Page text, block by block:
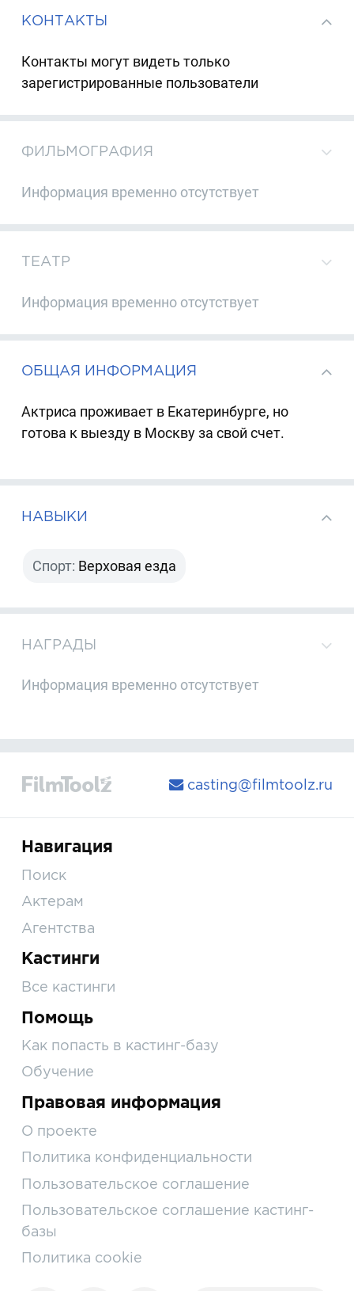
КОНТАКТЫ
Контакты могут видеть только
зарегистрированные пользователи
ФИЛЬМОГРАФИЯ
Информация временно отсутствует
ТЕАТР
Информация временно отсутствует
ОБЩАЯ ИНФОРМАЦИЯ
Актриса проживает в Екатеринбурге, но
готова к выезду в Москву за свой счет.
НАВЫКИ
Спорт: Верховая езда
НАГРАДЫ
Информация временно отсутствует
casting@filmtoolz.ru
Навигация
Поиск
Актерам
Агентства
Кастинги
Все кастинги
Помощь
Как попасть в кастинг-базу
Обучение
Правовая информация
О проекте
Политика конфиденциальности
Пользовательское соглашение
Пользовательское соглашение кастинг-
базы
Политика cookie